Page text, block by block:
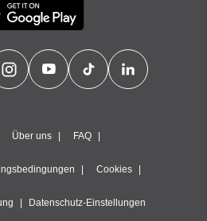
Über uns FAQ
Cookies
Datenschutz-Einstellungen